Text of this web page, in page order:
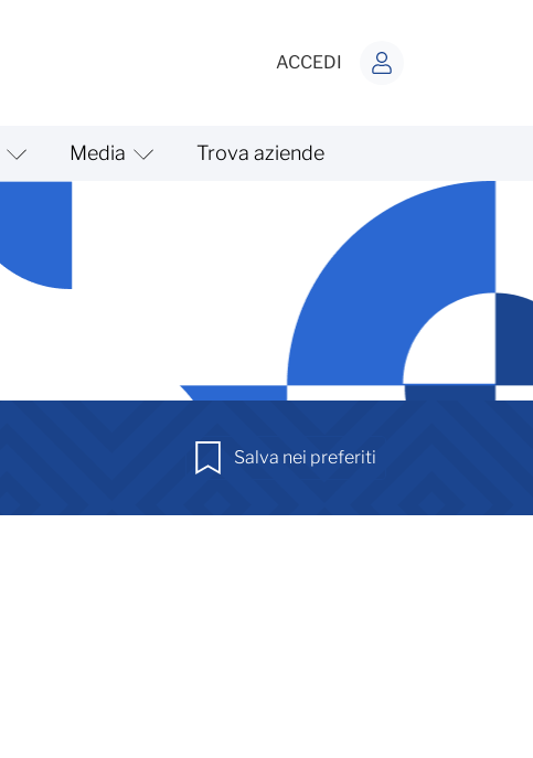
ACCEDI
Media Trova aziende
Salva nei preferiti